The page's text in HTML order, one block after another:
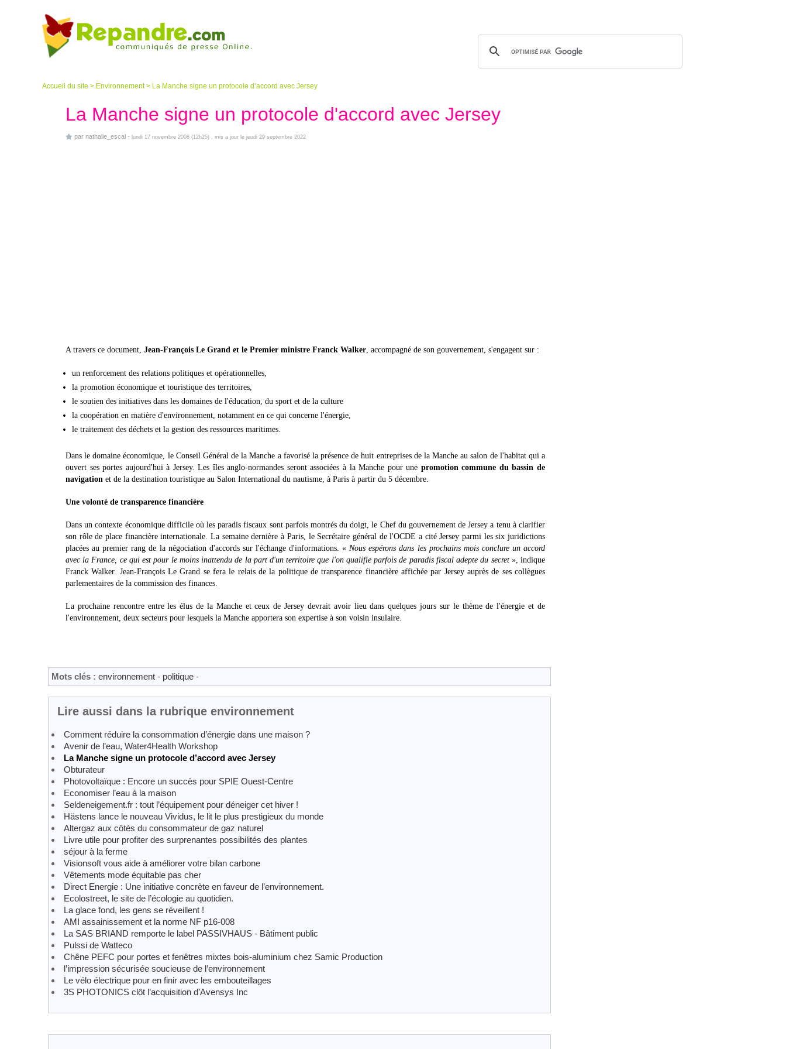
Accueil du site > Environnement> La Manche signe un protocole d’accord avec Jersey
La Manche signe un protocole d'accord avec Jersey
par nathalie_escal - lundi 17 novembre 2008 (12h25) , mis a jour le jeudi 29 septembre 2022
A travers ce document, Jean-François Le Grand et le Premier ministre Franck Walker , accompagné de son gouvernement, s'engagent sur :
un renforcement des relations politiques et opérationnelles,
la promotion économique et touristique des territoires,
le soutien des initiatives dans les domaines de l'éducation, du sport et de la culture
la coopération en matière d'environnement, notamment en ce qui concerne l'énergie,
le traitement des déchets et la gestion des ressources maritimes.
Dans le domaine économique, le Conseil Général de la Manche a favorisé la présence de huit entreprises de la Manche au salon de l'habitat qui a
ouvert ses portes aujourd'hui à Jersey. Les îles anglo-normandes seront associées à la Manche pour une promotion commune du bassin de
navigation et de la destination touristique au Salon International du nautisme, à Paris à partir du 5 décembre.
Une volonté de transparence financière
Dans un contexte économique difficile où les paradis fiscaux sont parfois montrés du doigt, le Chef du gouvernement de Jersey a tenu à clarifier
son rôle de place financière internationale. La semaine dernière à Paris, le Secrétaire général de l'OCDE a cité Jersey parmi les six juridictions
placées au premier rang de la négociation d'accords sur l'échange d'informations. «Nous espérons dans les prochains mois conclure un accord
avec la France, ce qui est pour le moins inattendu de la part d'un territoire que l'on qualifie parfois de paradis fiscal adepte du secret», indique
Franck Walker. Jean-François Le Grand se fera le relais de la politique de transparence financière affichée par Jersey auprès de ses collègues
parlementaires de la commission des finances.
La prochaine rencontre entre les élus de la Manche et ceux de Jersey devrait avoir lieu dans quelques jours sur le thème de l'énergie et de
l'environnement, deux secteurs pour lesquels la Manche apportera son expertise à son voisin insulaire.
Mots clés : environnement - politique -
Lire aussi dans la rubrique environnement
Comment réduire la consommation d’énergie dans une maison ?
Avenir de l’eau, Water4Health Workshop
La Manche signe un protocole d’accord avec Jersey
Obturateur
Photovoltaïque : Encore un succès pour SPIE Ouest-Centre
Economiser l’eau à la maison
Seldeneigement.fr : tout l’équipement pour déneiger cet hiver !
Hästens lance le nouveau Vividus, le lit le plus prestigieux du monde
Altergaz aux côtés du consommateur de gaz naturel
Livre utile pour profiter des surprenantes possibilités des plantes
séjour à la ferme
Visionsoft vous aide à améliorer votre bilan carbone
Vêtements mode équitable pas cher
Direct Energie : Une initiative concrète en faveur de l’environnement.
Ecolostreet, le site de l’écologie au quotidien.
La glace fond, les gens se réveillent !
AMI assainissement et la norme NF p16-008
La SAS BRIAND remporte le label PASSIVHAUS - Bâtiment public
Pulssi de Watteco
Chêne PEFC pour portes et fenêtres mixtes bois-aluminium chez Samic Production
l’impression sécurisée soucieuse de l’environnement
Le vélo électrique pour en finir avec les embouteillages
3S PHOTONICS clôt l’acquisition d’Avensys Inc